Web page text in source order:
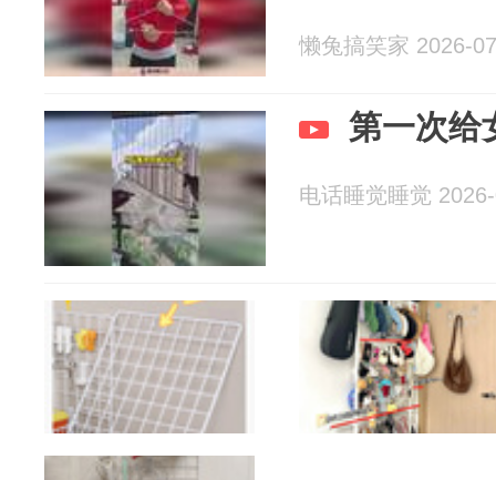
懒兔搞笑家 2026-
第一次给
电话睡觉睡觉